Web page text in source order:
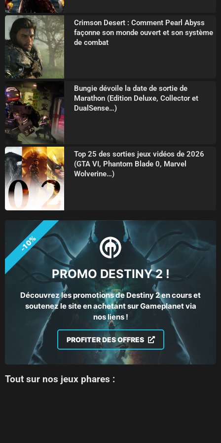
Crimson Desert : Comment Pearl Abyss
façonne son monde ouvert et son système
de combat
Bungie dévoile la date de sortie de
Marathon (Edition Deluxe, Collector et
DualSense…)
Top 25 des sorties jeux vidéos de 2026
(GTA VI, Phantom Blade 0, Marvel
Wolverine…)
PROMO DESTINY 2 !
Découvrez les promotions de Destiny 2 en cours et
soutenez le site en achetant sur Gameplanet via
nos liens !
PROFITER DES OFFRES
-10%
Tout sur nos jeux phares :